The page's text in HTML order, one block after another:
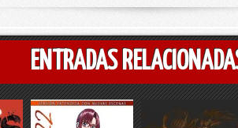
ENTRADAS